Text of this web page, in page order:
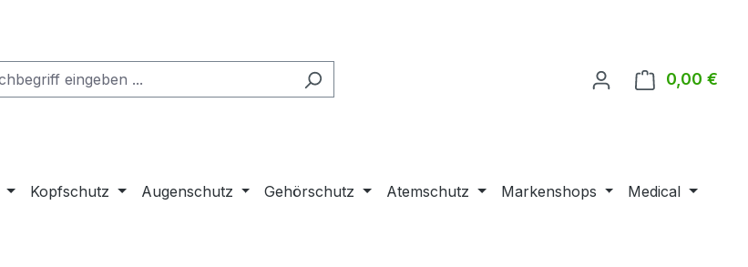
0,00 €
Kopfschutz Augenschutz Gehörschutz Atemschutz Markenshops
Medical